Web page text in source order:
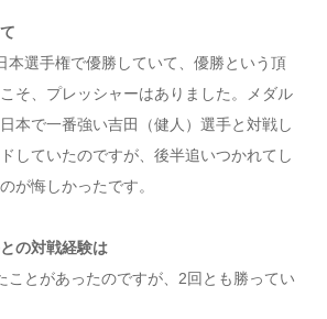
本選手権で優勝していて、優勝という頂
そ、プレッシャーはありました。メダル
本で一番強い吉田（健人）選手と対戦し
していたのですが、後半追いつかれてし
が悔しかったです。
の対戦経験は
ことがあったのですが、2回とも勝ってい